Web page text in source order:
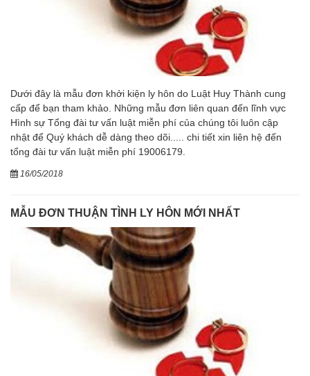
Dưới đây là mẫu đơn khởi kiện ly hôn do Luật Huy Thành cung
cấp để bạn tham khảo. Những mẫu đơn liên quan đến lĩnh vực
Hình sự Tổng đài tư vấn luật miễn phí của chúng tôi luôn cập
nhật để Quý khách dễ dàng theo dõi..... chi tiết xin liên hệ đến
tổng đài tư vấn luật miễn phí 19006179.
16/05/2018
MẪU ĐƠN THUẬN TÌNH LY HÔN MỚI NHẤT